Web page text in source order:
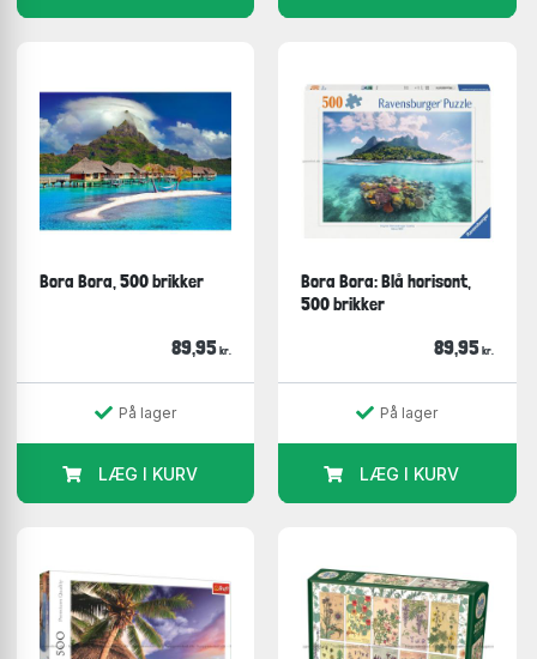
Bora Bora, 500 brikker
89,95 kr.
På lager
LÆG I KURV
Bora Bora: Blå horisont,
500 brikker
89,95 kr.
På lager
LÆG I KURV